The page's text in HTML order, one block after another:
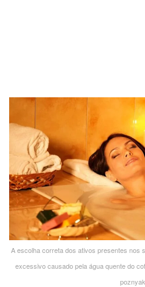
A escolha correta dos ativos presentes nos
excessivo causado pela água quente do